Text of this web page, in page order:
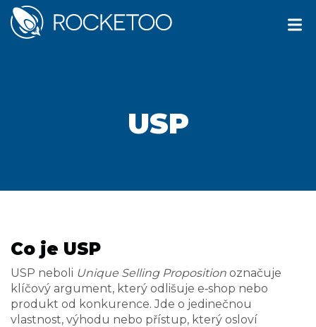
USP
Co je USP
USP neboli Unique Selling Proposition označuje
klíčový argument, který odlišuje e‑shop nebo
produkt od konkurence. Jde o jedinečnou
vlastnost, výhodu nebo přístup, který osloví